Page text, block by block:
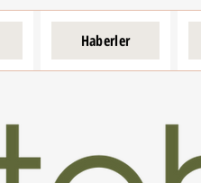
Haberler